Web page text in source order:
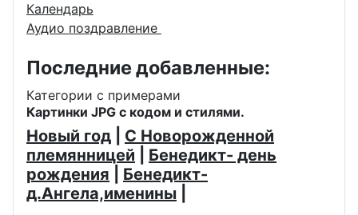
Календарь
Аудио поздравление
Последние добавленные:
Категории с примерами
Картинки JPG с кодом и стилями.
Новый год
С Новорожденной
племянницей
Бенедикт- день
рождения
Бенедикт-
д.Ангела,именины